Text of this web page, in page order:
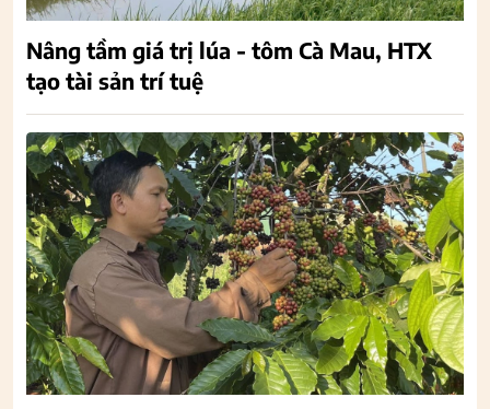
Nâng tầm giá trị lúa - tôm Cà Mau, HTX
tạo tài sản trí tuệ